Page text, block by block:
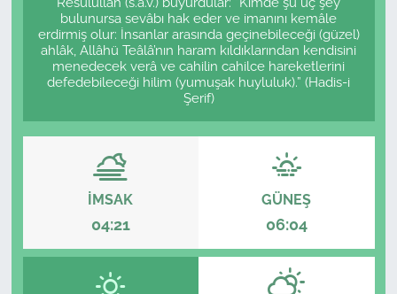
bulunursa sevâbı hak eder ve imanını kemâle
erdirmiş olur: İnsanlar arasında geçinebileceği (güzel)
ahlâk, Allâhü Teâlâ’nın haram kıldıklarından kendisini
menedecek verâ ve cahilin cahilce hareketlerini
defedebileceği hilim (yumuşak huyluluk).” (Hadis-i
Şerif)
İMSAK
04:21
GÜNEŞ
06:04
Sağlık
Güncel
Kamu Alımları